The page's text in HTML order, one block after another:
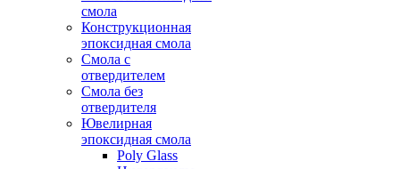
смола
Конструкционная
эпоксидная смола
Смола с
отвердителем
Смола без
отвердителя
Ювелирная
эпоксидная смола
Poly Glass